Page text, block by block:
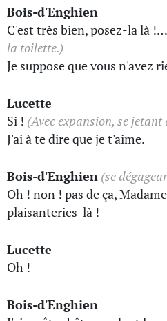
Bois-d'Enghien
C'est très bien, posez-la là !…
la toilette.)
Je suppose que vous n'avez
Lucette
Si ! (Avec expansion, se jetant
J'ai à te dire que je t'aime.
Bois-d'Enghien (se
Oh ! non ! pas de ça,
plaisanteries-là !
Lucette
Oh !
Bois-d'Enghien